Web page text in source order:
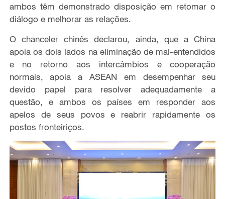
ambos têm demonstrado disposição em retomar o
diálogo e melhorar as relações.
O chanceler chinês declarou, ainda, que a China
apoia os dois lados na eliminação de mal-entendidos
e no retorno aos intercâmbios e cooperação
normais, apoia a ASEAN em desempenhar seu
devido papel para resolver adequadamente a
questão, e ambos os países em responder aos
apelos de seus povos e reabrir rapidamente os
postos fronteiriços.